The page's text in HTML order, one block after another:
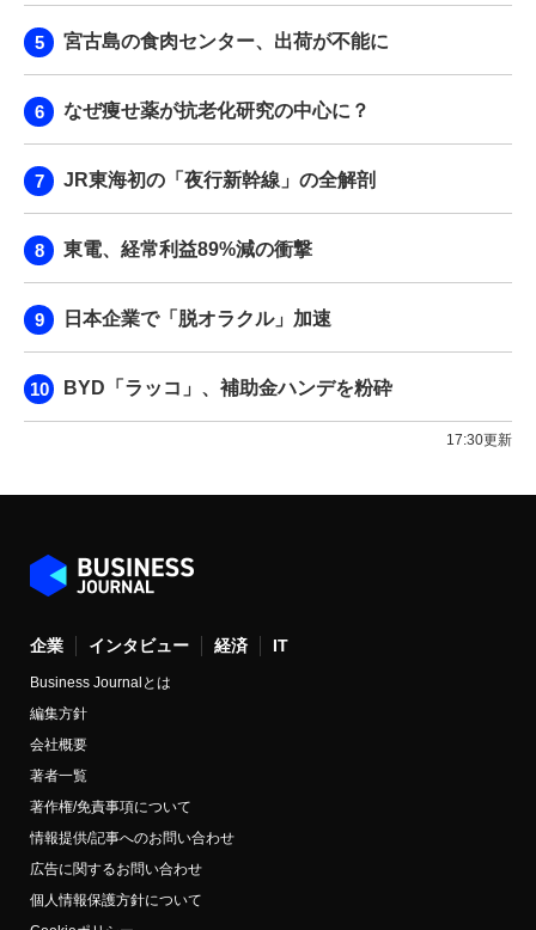
宮古島の食肉センター、出荷が不能に
なぜ痩せ薬が抗老化研究の中心に？
JR東海初の「夜行新幹線」の全解剖
東電、経常利益89%減の衝撃
日本企業で「脱オラクル」加速
BYD「ラッコ」、補助金ハンデを粉砕
17:30更新
企業 インタビュー 経済 IT
Business Journalとは
編集方針
会社概要
著者一覧
著作権/免責事項について
情報提供/記事へのお問い合わせ
広告に関するお問い合わせ
個人情報保護方針について